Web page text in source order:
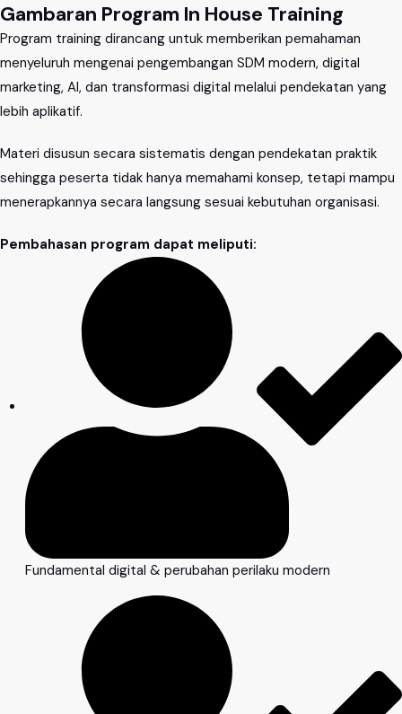
Gambaran Program In House Training
Program training dirancang untuk memberikan pemahaman
menyeluruh mengenai pengembangan SDM modern, digital
marketing, AI, dan transformasi digital melalui pendekatan yang
lebih aplikatif.
Materi disusun secara sistematis dengan pendekatan praktik
sehingga peserta tidak hanya memahami konsep, tetapi mampu
menerapkannya secara langsung sesuai kebutuhan organisasi.
Pembahasan program dapat meliputi:
Fundamental digital & perubahan perilaku modern